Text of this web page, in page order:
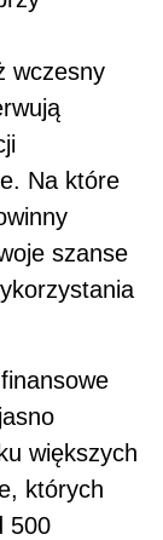
wczesny
Na które
szanse
większych
których
500